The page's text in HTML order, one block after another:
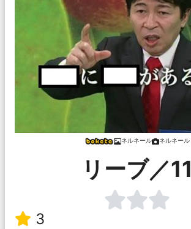
ネルネール ネルネール
リーブ／11
3